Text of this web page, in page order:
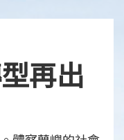
再出